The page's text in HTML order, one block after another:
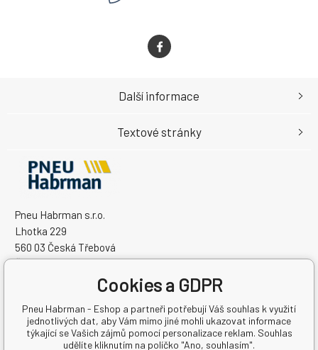
Pneu Habrman s.r.o.
Lhotka 229
560 03 Česká Třebová
Česká Republika
Další informace
Textové stránky
Cookies a GDPR
Pneu Habrman - Eshop a partneři potřebují Váš souhlas k využití
jednotlivých dat, aby Vám mimo jiné mohli ukazovat informace
týkající se Vašich zájmů pomocí personalizace reklam. Souhlas
udělíte kliknutím na políčko "Ano, souhlasím".